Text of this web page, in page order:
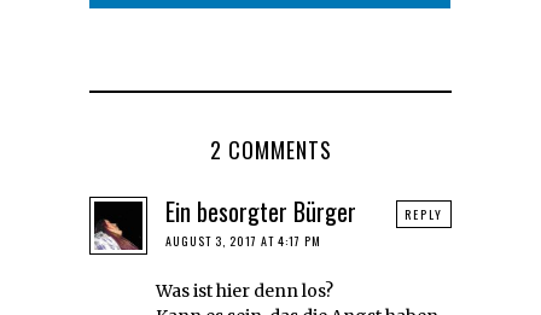
2 COMMENTS
Ein besorgter Bürger
AUGUST 3, 2017 AT 4:17 PM
Was ist hier denn los?
REPLY